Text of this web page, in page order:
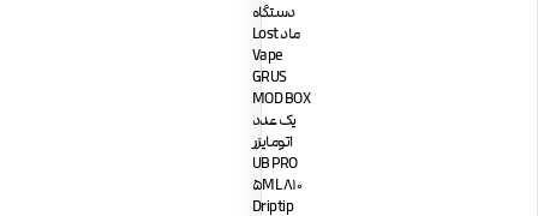
دستگاه
ماد Lost
Vape
GRUS
MOD BOX
یک عدد
اتومایزر
UB PRO
5ML 810
Driptip